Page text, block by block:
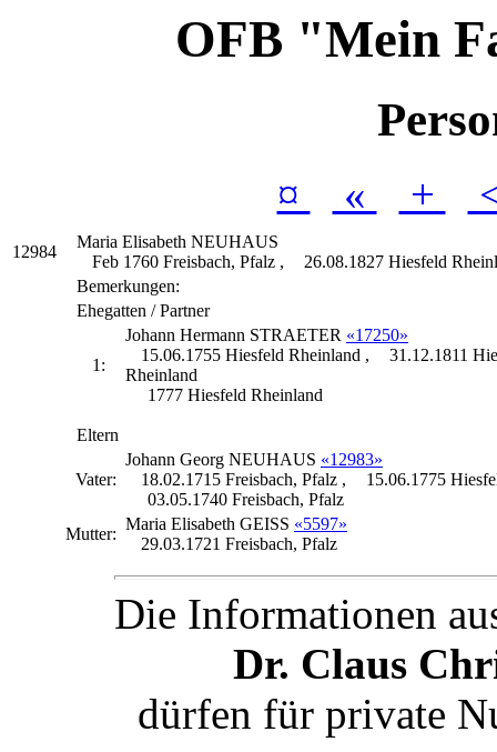
OFB "Mein
¤ « +
12984
Maria Elisabeth NEUHAUS
Feb 1760 Freisbach, Pfalz ,
26.08.1827 Hiesfeld
Bemerkungen:
Ehegatten / Partner
1:
Johann Hermann STRAETER «17250»
15.06.1755 Hiesfeld Rheinland ,
31.12.1811
Rheinland
1777 Hiesfeld Rheinland
Eltern
Vater:
Johann Georg NEUHAUS «12983»
18.02.1715 Freisbach, Pfalz ,
15.06.1775
03.05.1740 Freisbach, Pfalz
Mutter:
Maria Elisabeth GEISS «5597»
29.03.1721 Freisbach, Pfalz
Die Informationen
Dr. Claus
dürfen für private